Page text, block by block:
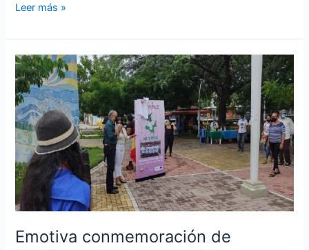
Leer más »
Emotiva conmemoración de
Emotiva
conmemoración
de
familiares
de
desaparecidos
en
Barranquilla